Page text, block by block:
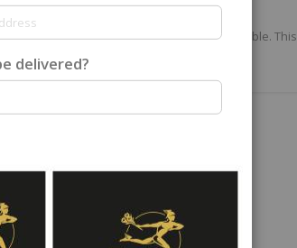
in Brazil will select the best plants available.
delivered?